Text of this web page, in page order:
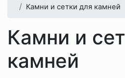
Камни и сетки для камней
Камни и
камней